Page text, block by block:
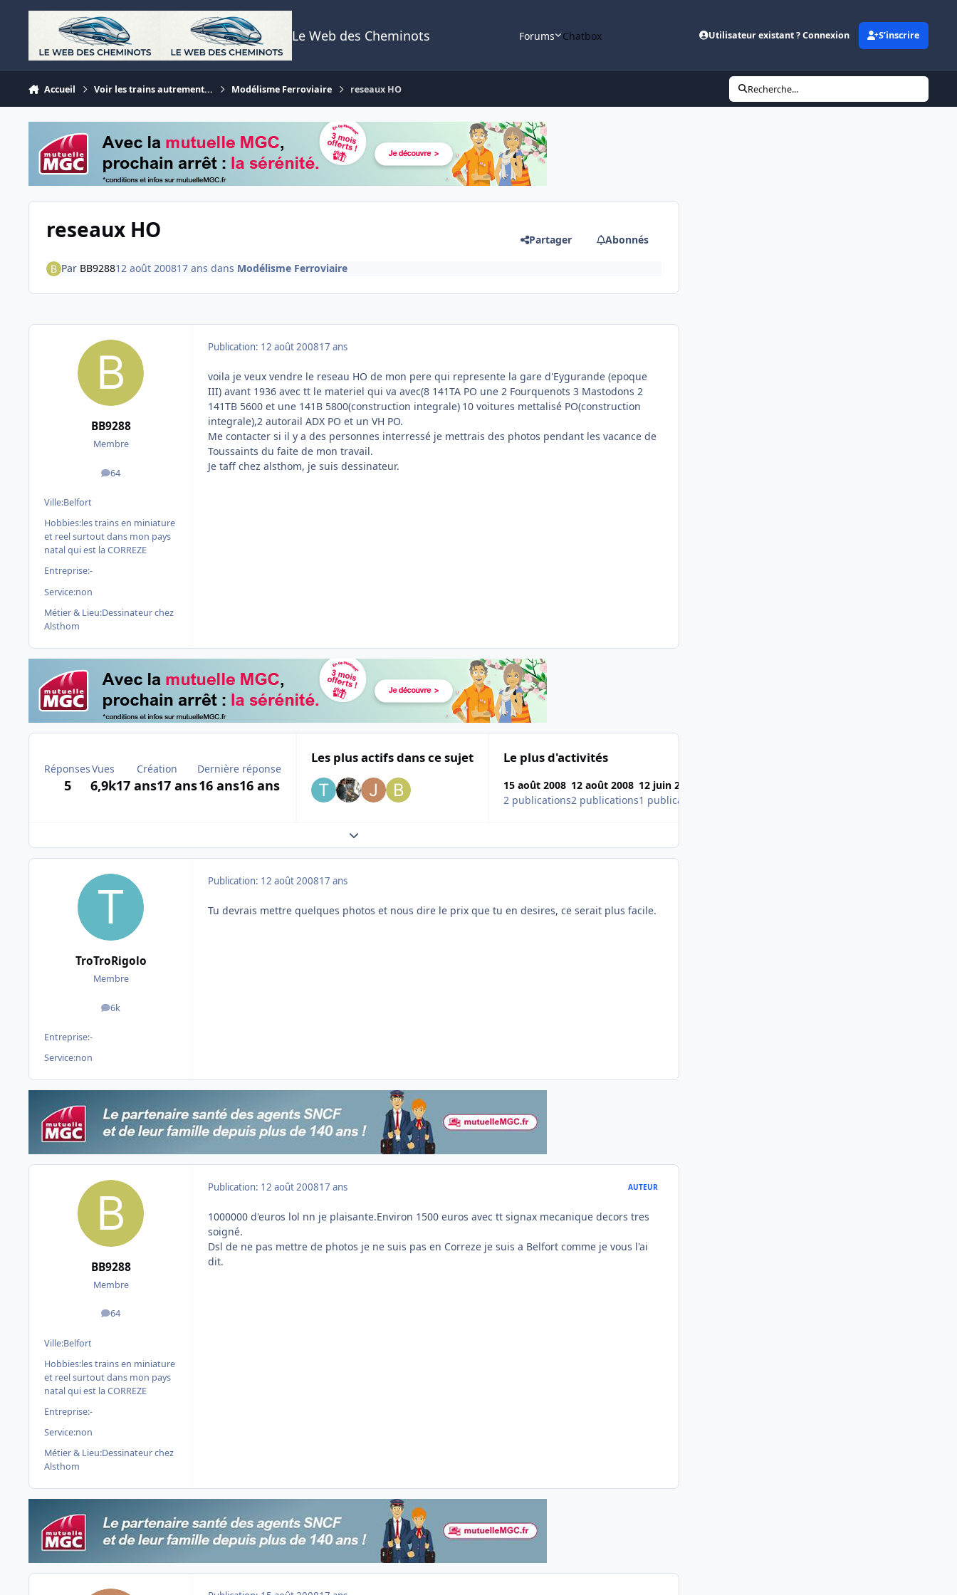
Aller au contenu
Le Web des Cheminots Forums Chatbox Utilisateur existant ? Connexion S’inscrire
Accueil Voir les trains autrement... Modélisme Ferroviaire reseaux HO Recherche...
reseaux HO Partager Abonnés
Par BB928812 août 200817 ans dans Modélisme Ferroviaire
BB9288
Membre
64
messages
Ville:Belfort
Hobbies:les trains en miniature
et reel surtout dans mon pays
natal qui est la CORREZE
Entreprise:-
Service:non
Métier & Lieu:Dessinateur chez
Alsthom
Publication: 12 août 200817 ans
voila je veux vendre le reseau HO de mon pere qui represente la gare d'Eygurande (epoque
III) avant 1936 avec tt le materiel qui va avec(8 141TA PO une 2 Fourquenots 3 Mastodons 2
141TB 5600 et une 141B 5800(construction integrale) 10 voitures mettalisé PO(construction
integrale),2 autorail ADX PO et un VH PO.
Me contacter si il y a des personnes interressé je mettrais des photos pendant les vacance de
Toussaints du faite de mon travail.
Je taff chez alsthom, je suis dessinateur.
Réponses
5
Vues
6,9k
Création
17 ans17 ans
Dernière réponse
16 ans16 ans
Les plus actifs dans ce sujet Le plus d'activités
15 août 2008
2 publications
12 août 2008
2 publications
12 juin 2010
1 publication
Expand topic overview
TroTroRigolo
Membre
6k
messages
Entreprise:-
Service:non
Publication: 12 août 200817 ans
Tu devrais mettre quelques photos et nous dire le prix que tu en desires, ce serait plus facile.
BB9288
Membre
64
messages
Ville:Belfort
Hobbies:les trains en miniature
et reel surtout dans mon pays
natal qui est la CORREZE
Entreprise:-
Service:non
Métier & Lieu:Dessinateur chez
Alsthom
Publication: 12 août 200817 ans AUTEUR
1000000 d'euros lol nn je plaisante.Environ 1500 euros avec tt signax mecanique decors tres
soigné.
Dsl de ne pas mettre de photos je ne suis pas en Correze je suis a Belfort comme je vous l'ai
dit.